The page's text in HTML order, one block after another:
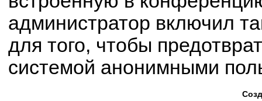
администратор включил
для того, чтобы
системой анонимными